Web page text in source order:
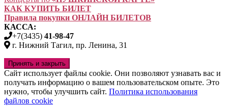
КАК КУПИТЬ БИЛЕТ
Правила покупки ОНЛАЙН БИЛЕТОВ
КАССА:
+7(3435) 41-98-47
г. Нижний Тагил, пр. Ленина, 31
Сайт использует файлы cookie. Они позволяют узнавать вас и
получать информацию о вашем пользовательском опыте. Это
нужно, чтобы улучшить сайт. Политика использования
файлов cookie